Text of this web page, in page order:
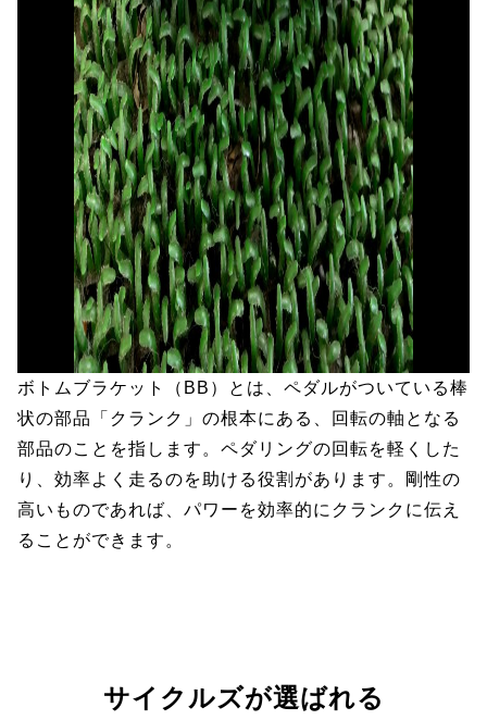
ボトムブラケット（BB）とは、ペダルがついている棒
状の部品「クランク」の根本にある、回転の軸となる
部品のことを指します。ペダリングの回転を軽くした
り、効率よく走るのを助ける役割があります。剛性の
高いものであれば、パワーを効率的にクランクに伝え
ることができます。
サイクルズが選ばれる